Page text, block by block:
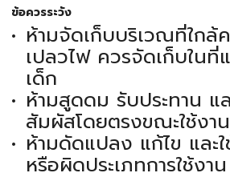
ข้อควรระวัง
ห้ามจัดเก็บบริเวณที่ใกล้
เปลวไฟ ควรจัดเก็บใน
เด็ก
ห้ามสูดดม รับประทาน แ
สัมผัสโดยตรงขณะใช้งาน
ห้ามดัดแปลง แก้ไข และ
หรือผิดประเภทการใช้งาน